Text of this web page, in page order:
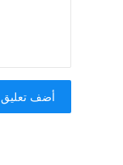
أضف تعليق